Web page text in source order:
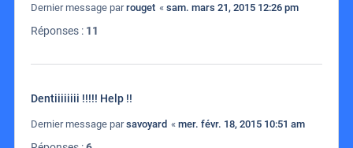
Dernier message parrouget « sam. mars 21, 2015 12:26 pm
Réponses : 11
Dentiiiiiiii !!!!! Help !!
Dernier message parsavoyard « mer. févr. 18, 2015 10:51 am